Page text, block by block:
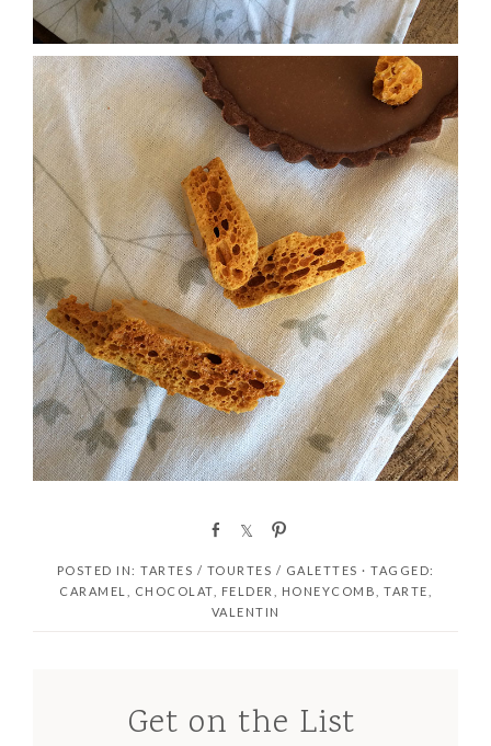
a
r
e
a
r
e
n
POSTED IN: TARTES / TOURTES / GALETTES · TAGGED:
CARAMEL
CHOCOLAT FELDER HONEYCOMB TARTE
VALENTIN
Get on the List